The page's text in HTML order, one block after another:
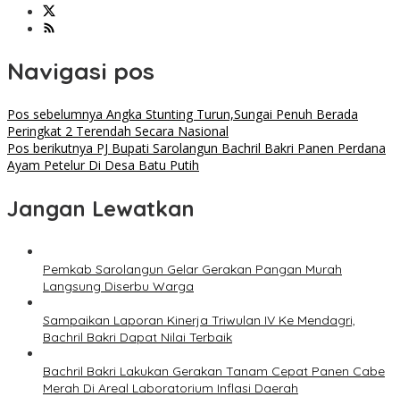
Navigasi pos
Pos sebelumnya Angka Stunting Turun,Sungai Penuh Berada
Peringkat 2 Terendah Secara Nasional
Pos berikutnya PJ Bupati Sarolangun Bachril Bakri Panen Perdana
Ayam Petelur Di Desa Batu Putih
Jangan Lewatkan
Pemkab Sarolangun Gelar Gerakan Pangan Murah
Langsung Diserbu Warga
Sampaikan Laporan Kinerja Triwulan IV Ke Mendagri,
Bachril Bakri Dapat Nilai Terbaik
Bachril Bakri Lakukan Gerakan Tanam Cepat Panen Cabe
Merah Di Areal Laboratorium Inflasi Daerah